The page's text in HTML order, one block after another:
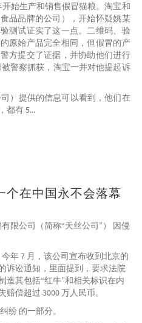
始生产和销售假冒猫粮。淘宝和
品品牌的公司），开始怀疑姚某
测试证实了这一点。二维码、验
原始产品完全相同，但假冒的产
方提交了证据，并协助他们进行
被警察抓获，淘宝一并对他提起诉
）提供的信息可以看到，他们在
都有 5...
意义的网上假冒案件中胜出
个在中国永不会落幕
限公司（简称“天丝公司”） 因侵
年 7 月，该公司宣布收到北京的
诉讼通知，里面提到，要求法院
造其包括“红牛”和相关标识在内
偿超过 3000 万人民币。
纷 的一部分。